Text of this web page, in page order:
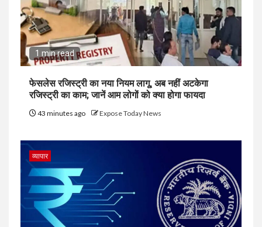
1 min read
फेसलेस रजिस्ट्री का नया नियम लागू, अब नहीं अटकेगा
रजिस्ट्री का काम; जानें आम लोगों को क्या होगा फायदा
43 minutes ago Expose Today News
व्यापार